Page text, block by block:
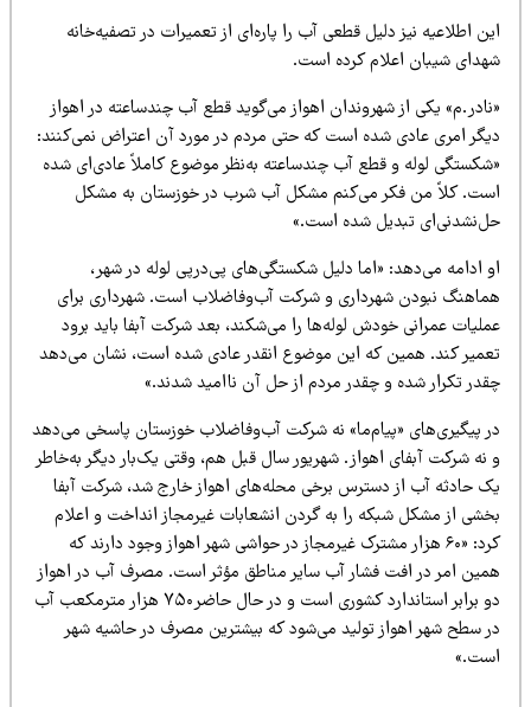
اطلاعیه نیز دلیل قطعی آب را پاره‌ای از تعمیرات در تصفیه‌خانه
شیبان اعلام کرده است.
یکی از شهروندان اهواز می‌‌گوید قطع آب چندساعته در اهواز
امری عادی شده است که حتی مردم در مورد آن اعتراض نمی‌کنند:
لوله و قطع آب چندساعته به‌نظر موضوع کاملاً عادی‌ای شده
کلاً من فکر می‌کنم مشکل آب شرب در خوزستان به مشکل
تبدیل شده است.»‌
ادامه می‌دهد: «اما دلیل شکستگی‌های پی‌درپی لوله در شهر،
نبودن شهرداری و شرکت آب‌وفاضلاب است. شهرداری برای
عمرانی خودش لوله‌ها را می‌شکند، بعد شرکت آبفا باید برود
کند. همین که این موضوع انقدر عادی شده است، نشان می‌دهد
تکرار شده و چقدر مردم از حل آن ناامید شدند.»
پیگیری‌های «پیام‌ما» نه شرکت آب‌وفاضلاب خوزستان پاسخی می‌دهد
نه شرکت آبفای اهواز. شهریور سال قبل هم، وقتی یک‌بار دیگر به‌خاطر
حادثه آب از دسترس برخی محله‌های اهواز خارج شد، شرکت آبفا
از مشکل شبکه را به گردن انشعابات غیرمجاز انداخت و اعلام
کرد: «۶۰ هزار مشترک غیرمجاز در حواشی شهر اهواز وجود دارند که
امر در افت فشار آب سایر مناطق مؤثر است. مصرف آب در اهواز
دو برابر استاندارد کشوری است و در حال حاضر۷۵۰ هزار مترمکعب آب
سطح شهر اهواز تولید می‌شود که بیشترین مصرف در حاشیه شهر